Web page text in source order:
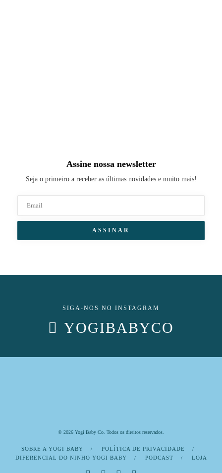
Assine nossa newsletter
Seja o primeiro a receber as últimas novidades e muito mais!
SIGA-NOS NO INSTAGRAM
YOGIBABYCO
© 2026 Yogi Baby Co. Todos os direitos reservados.
SOBRE A YOGI BABY
POLÍTICA DE PRIVACIDADE
DIFERENCIAL DO NINHO YOGI BABY
PODCAST LOJA